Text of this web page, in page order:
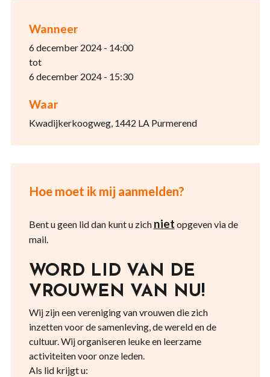
Wanneer
6 december 2024 - 14:00
tot
6 december 2024 - 15:30
Waar
Kwadijkerkoogweg, 1442 LA Purmerend
Hoe moet ik mij aanmelden?
Bent u geen lid dan kunt u zich niet opgeven via de
mail.
WORD LID VAN DE
VROUWEN VAN NU!
Wij zijn een vereniging van vrouwen die zich
inzetten voor de samenleving, de wereld en de
cultuur. Wij organiseren leuke en leerzame
activiteiten voor onze leden.
Als lid krijgt u: